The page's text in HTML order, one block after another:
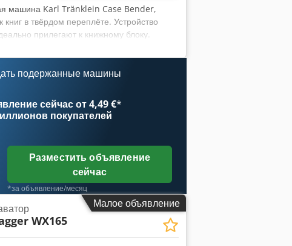
машина Karl Tränklein Case Bender,
в твёрдом переплёте. Устройство
прилегают к книжному блоку.
к разной толщине обложек.
и долговечность. Технические
для формирования корешков Рабочая
конструкция Электропривод
производство книг в твёрдом переплёте,
производство альбомов, каталогов
подержанные машины
сейчас от 4,49 €*
покупателей
Разместить объявление
сейчас
*за объявление/месяц
Малое объявление
WX165